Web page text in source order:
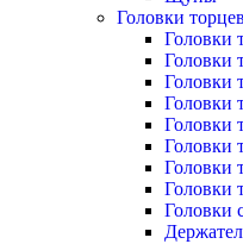
Головки
Головки
Головки
Головки
Головки
Головки
Головки
Головки
Головки
Головки